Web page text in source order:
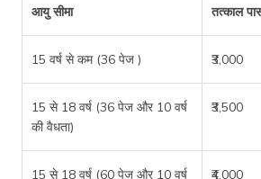
आयु सीमा तत्काल
15 वर्ष से कम (36 पेज ) ₹3,000
15 से 18 वर्ष (36 पेज और 10 वर्ष
की वैधता)
₹3,500
15 से 18 वर्ष (60 पेज और 10 वर्ष
₹4,000